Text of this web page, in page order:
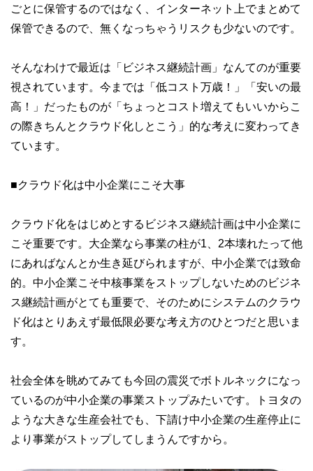
ごとに保管するのではなく、インターネット上でまとめて
保管できるので、無くなっちゃうリスクも少ないのです。
そんなわけで最近は「ビジネス継続計画」なんてのが重要
視されています。今までは「低コスト万歳！」「安いの最
高！」だったものが「ちょっとコスト増えてもいいからこ
の際きちんとクラウド化しとこう」的な考えに変わってき
ています。
■クラウド化は中小企業にこそ大事
クラウド化をはじめとするビジネス継続計画は中小企業に
こそ重要です。大企業なら事業の柱が1、2本壊れたって他
にあればなんとか生き延びられますが、中小企業では致命
的。中小企業こそ中核事業をストップしないためのビジネ
ス継続計画がとても重要で、そのためにシステムのクラウ
ド化はとりあえず最低限必要な考え方のひとつだと思いま
す。
社会全体を眺めてみても今回の震災でボトルネックになっ
ているのが中小企業の事業ストップみたいです。トヨタの
ような大きな生産会社でも、下請け中小企業の生産停止に
より事業がストップしてしまうんですから。